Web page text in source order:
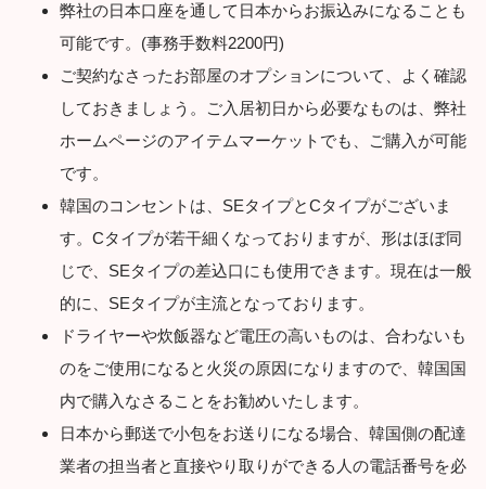
弊社の日本口座を通して日本からお振込みになることも
可能です。(事務手数料2200円)
ご契約なさったお部屋のオプションについて、よく確認
しておきましょう。ご入居初日から必要なものは、弊社
ホームページのアイテムマーケットでも、ご購入が可能
です。
韓国のコンセントは、SEタイプとCタイプがございま
す。Cタイプが若干細くなっておりますが、形はほぼ同
じで、SEタイプの差込口にも使用できます。現在は一般
的に、SEタイプが主流となっております。
ドライヤーや炊飯器など電圧の高いものは、合わないも
のをご使用になると火災の原因になりますので、韓国国
内で購入なさることをお勧めいたします。
日本から郵送で小包をお送りになる場合、韓国側の配達
業者の担当者と直接やり取りができる人の電話番号を必